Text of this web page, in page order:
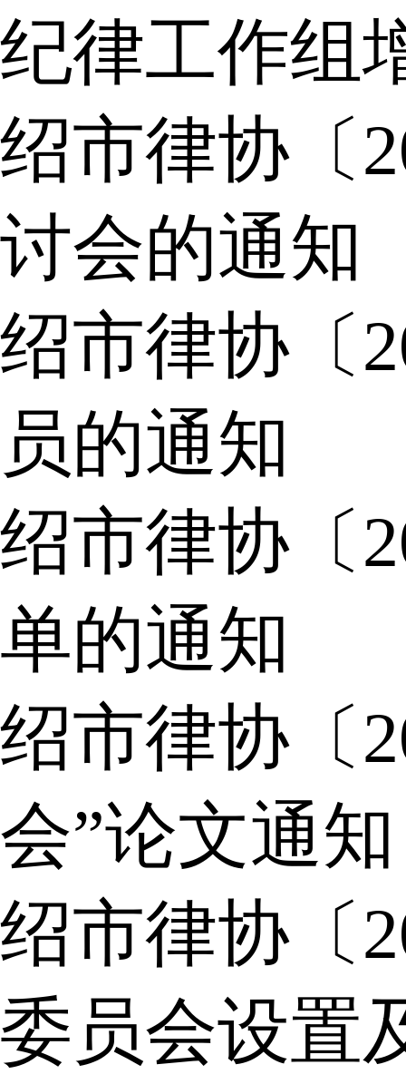
纪律工作组
绍市律协〔
讨会的通知
绍市律协〔
员的通知
绍市律协〔
单的通知
绍市律协〔
会”论文通知
绍市律协〔
委员会设置